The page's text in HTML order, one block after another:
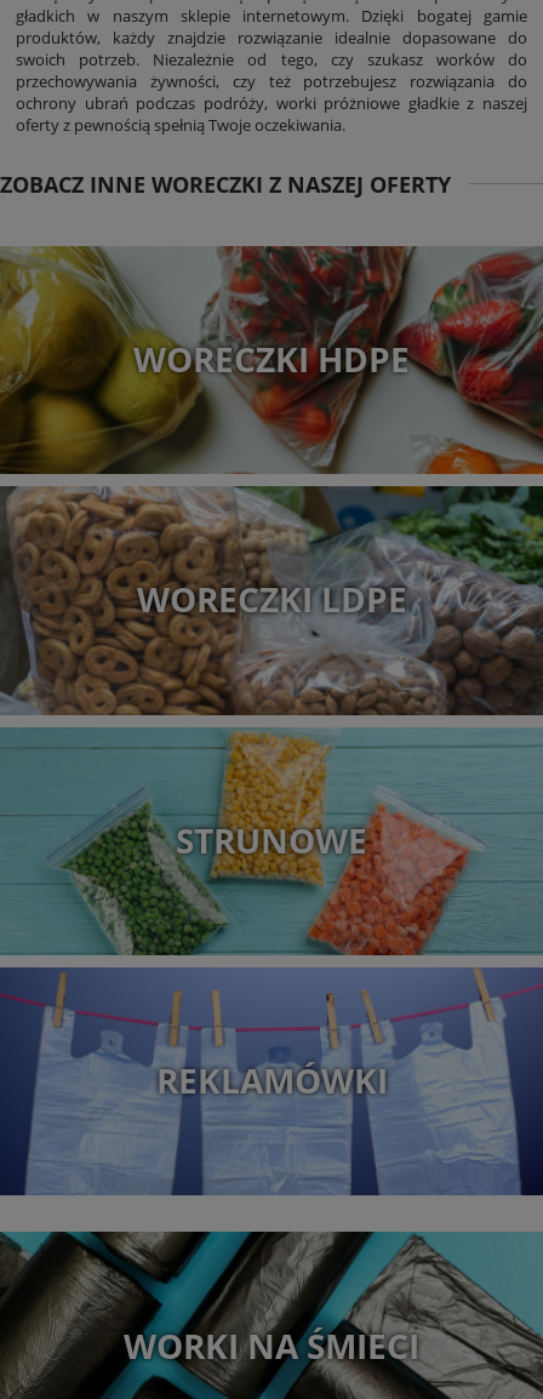
gładkich w naszym sklepie internetowym. Dzięki bogatej gamie
produktów, każdy znajdzie rozwiązanie idealnie dopasowane do
swoich potrzeb. Niezależnie od tego, czy szukasz worków do
przechowywania żywności, czy też potrzebujesz rozwiązania do
ochrony ubrań podczas podróży, worki próżniowe gładkie z naszej
oferty z pewnością spełnią Twoje oczekiwania.
ZOBACZ INNE WORECZKI Z NASZEJ OFERTY
WORECZKI HDPE
WORECZKI LDPE
STRUNOWE
REKLAMÓWKI
WORKI NA ŚMIECI